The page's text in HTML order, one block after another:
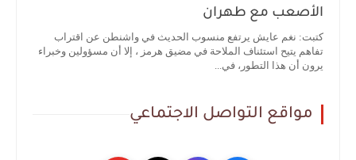
الأصعب مع طهران
كتبت: نغم عايش يرتفع منسوب الحديث في واشنطن عن اقتراب
تفاهم يتيح استئناف الملاحة في مضيق هرمز ، إلا أن مسؤولين وخبراء
يرون أن هذا التطور، في...
مواقع التواصل الاجتماعي